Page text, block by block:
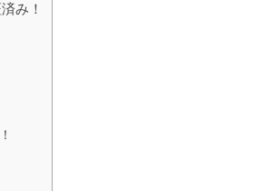
み！